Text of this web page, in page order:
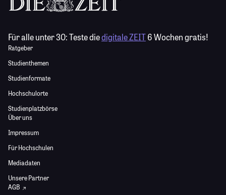
Für alle unter 30:Teste diedigitale ZEIT6 Wochen gratis!
Ratgeber
Studienthemen
Studienformate
Hochschulorte
Studienplatzbörse
Über uns
Impressum
Für Hochschulen
Mediadaten
Unsere Partner
AGB